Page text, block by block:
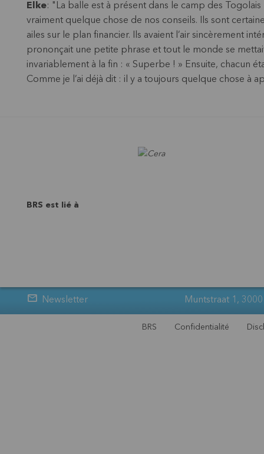
Elke: "La balle est à présent dans le camp des
vraiment quelque chose de nos conseils. Ils sont
ailes sur le plan financier. Ils avaient l’air sincèrement
prononçait une petite phrase et tout le monde se
invariablement à la fin : « Superbe ! » Ensuite, chacun
Comme je l’ai déjà dit : il y a toujours quelque chose à
BRS est lié à
Newsletter Muntstraat 1,
BRS Confidentialité